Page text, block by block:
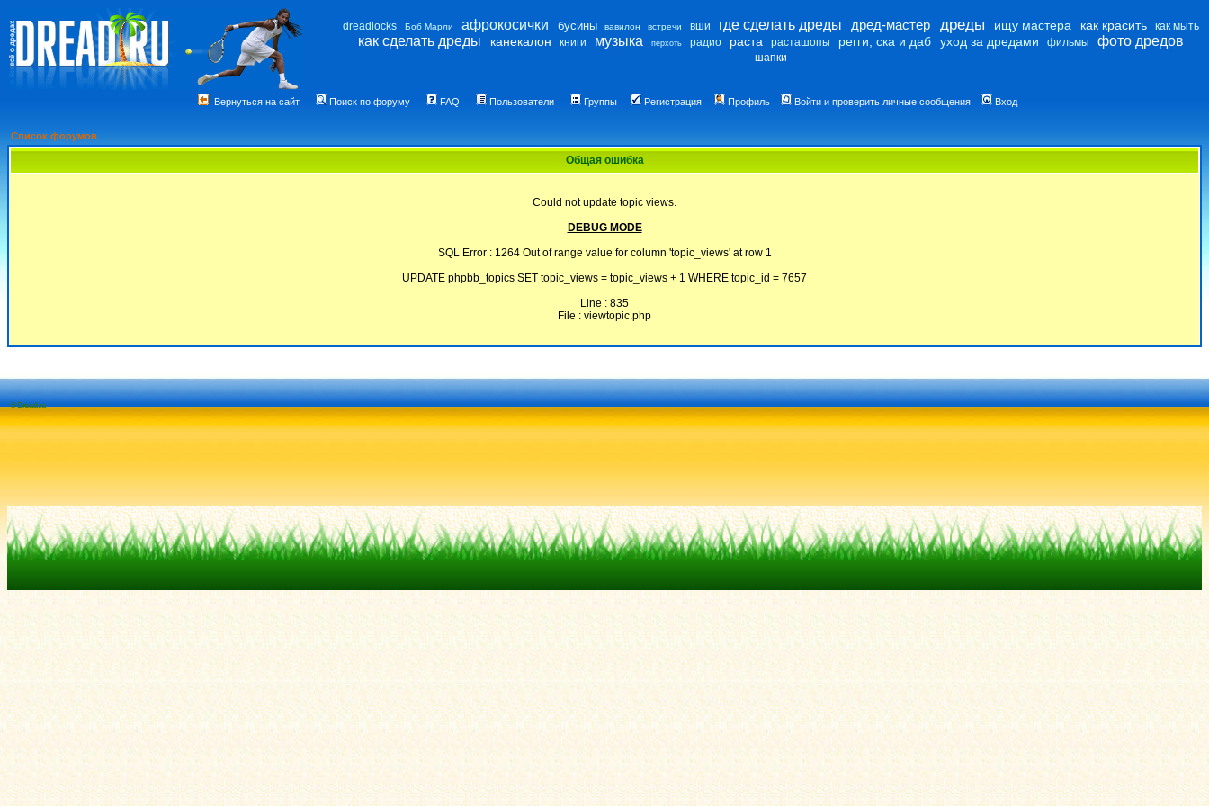
dreadlocks Боб Марли афрокосички бусины вавилон встречи вши где сделать дреды дред-мастер дреды ищу мастера как красить как мыть
как сделать дреды канекалон книги музыка перхоть радио раста расташопы регги, ска и даб уход за дредами фильмы фото дредов
шапки
Вернуться на сайт Поиск по форуму FAQ Пользователи Группы Регистрация Профиль Войти и проверить личные сообщения Вход
Список форумов
Общая ошибка
Could not update topic views.
DEBUG MODE
SQL Error : 1264 Out of range value for column 'topic_views' at row 1
UPDATE phpbb_topics SET topic_views = topic_views + 1 WHERE topic_id = 7657
Line : 835
File : viewtopic.php
© Dread.ru